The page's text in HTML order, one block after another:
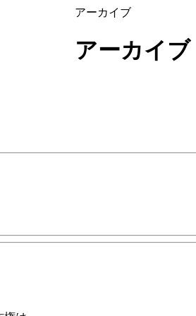
アーカイブ
アーカイブ